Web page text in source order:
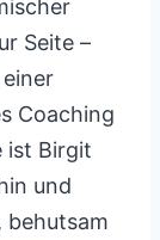
Seite –
Coaching
ist Birgit
und
behutsam